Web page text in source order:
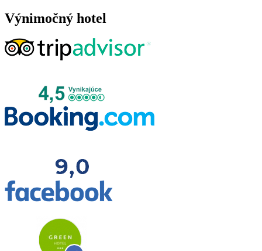
Výnimočný hotel